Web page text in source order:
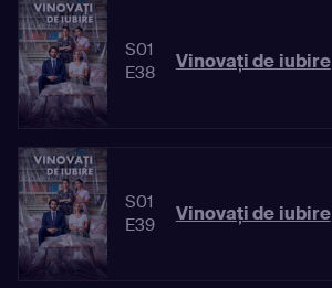
S01
E38
Vinovaţi de iubire
S01
E39
Vinovaţi de iubire